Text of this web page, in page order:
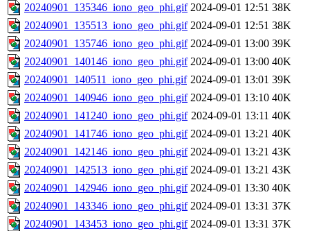
20240901_135346_iono_geo_phi.gif 2024-09-01 12:51 38K
20240901_135513_iono_geo_phi.gif 2024-09-01 12:51 38K
20240901_135746_iono_geo_phi.gif 2024-09-01 13:00 39K
20240901_140146_iono_geo_phi.gif 2024-09-01 13:00 40K
20240901_140511_iono_geo_phi.gif 2024-09-01 13:01 39K
20240901_140946_iono_geo_phi.gif 2024-09-01 13:10 40K
20240901_141240_iono_geo_phi.gif 2024-09-01 13:11 40K
20240901_141746_iono_geo_phi.gif 2024-09-01 13:21 40K
20240901_142146_iono_geo_phi.gif 2024-09-01 13:21 43K
20240901_142513_iono_geo_phi.gif 2024-09-01 13:21 43K
20240901_142946_iono_geo_phi.gif 2024-09-01 13:30 40K
20240901_143346_iono_geo_phi.gif 2024-09-01 13:31 37K
20240901_143453_iono_geo_phi.gif 2024-09-01 13:31 37K